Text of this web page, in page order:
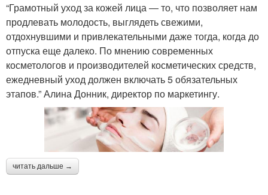
“Грамотный уход за кожей лица ― то, что позволяет нам
продлевать молодость, выглядеть свежими,
отдохнувшими и привлекательными даже тогда, когда до
отпуска еще далеко. По мнению современных
косметологов и производителей косметических средств,
ежедневный уход должен включать 5 обязательных
этапов.” Алина Донник, директор по маркетингу.
читать дальше →